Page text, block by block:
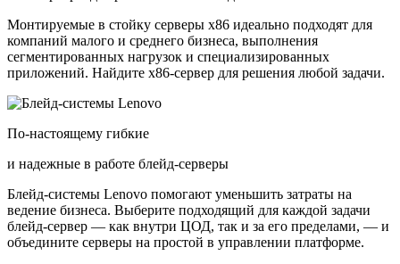
Монтируемые в стойку серверы x86 идеально подходят для
компаний малого и среднего бизнеса, выполнения
сегментированных нагрузок и специализированных
приложений. Найдите x86-сервер для решения любой задачи.
По-настоящему гибкие
и надежные в работе блейд-серверы
Блейд-системы Lenovo помогают уменьшить затраты на
ведение бизнеса. Выберите подходящий для каждой задачи
блейд-сервер — как внутри ЦОД, так и за его пределами, — и
объедините серверы на простой в управлении платформе.